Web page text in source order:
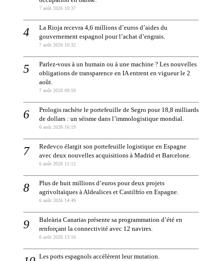
7 août 2026 10:37
La Rioja recevra 4,6 millions d’euros d’aides du
gouvernement espagnol pour l’achat d’engrais.
7 août 2026 10:32
Parlez-vous à un humain ou à une machine ? Les nouvelles
obligations de transparence en IA entrent en vigueur le 2
août.
7 août 2026 09:59
Prologis rachète le portefeuille de Segro pour 18,8 milliards
de dollars : un séisme dans l’immologistique mondial.
6 août 2026 16:19
Redevco élargit son portefeuille logistique en Espagne
avec deux nouvelles acquisitions à Madrid et Barcelone.
6 août 2026 15:12
Plus de huit millions d’euros pour deux projets
agrivoltaïques à Aldealices et Castilfrío en Espagne.
6 août 2026 14:49
Baleària Canarias présente sa programmation d’été en
renforçant la connectivité avec 12 navires.
6 août 2026 13:16
Les ports espagnols accélèrent leur mutation.